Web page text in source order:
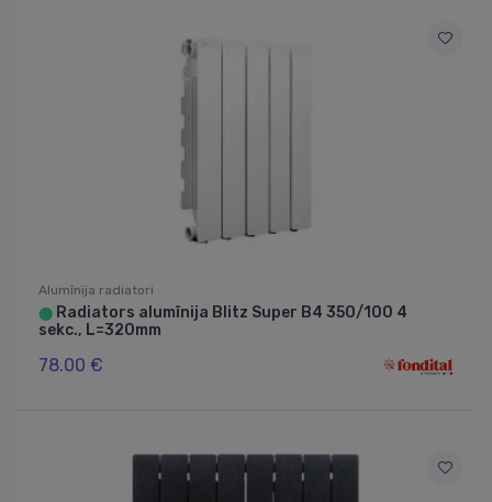
Alumīnija radiatori
⬤ Radiators alumīnija Blitz Super B4 350/100 4
sekc., L=320mm
78.00 €